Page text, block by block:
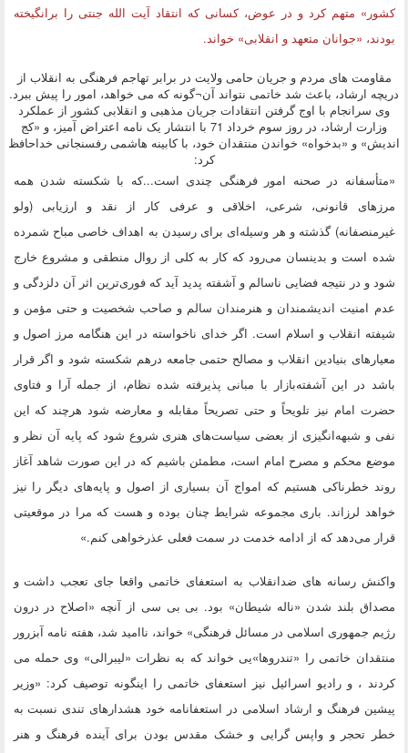
کشور» متهم کرد و در عوض، کسانی که انتقاد آیت الله جنتی را برانگیخته
بودند، «جوانان متعهد و انقلابی» خواند.
مقاومت های مردم و جریان حامی ولایت در برابر تهاجم فرهنگی به انقلاب از
دریچه ارشاد، باعث شد خاتمی نتواند آن¬گونه که می خواهد، امور را پیش ببرد.
وی سرانجام با اوج گرفتن انتقادات جریان مذهبی و انقلابی کشور از عملکرد
وزارت ارشاد، در روز سوم خرداد 71 با انتشار یک نامه اعتراض آمیز، و «کج
اندیش» و «بدخواه» خواندن منتقدان خود، با کابینه هاشمی رفسنجانی خداحافظ
کرد:
«متأسفانه در صحنه امور فرهنگی چندی است...که با شکسته شدن همه
مرزهای قانونی، شرعی، اخلاقی و عرفی کار از نقد و ارزیابی (ولو
غیرمنصفانه) گذشته و هر وسیله‌ای برای رسیدن به اهداف خاصی مباح شمرده
شده است و بدینسان می‌رود که کار به کلی از روال منطقی و مشروع خارج
شود و در نتیجه فضایی ناسالم و آشفته پدید آید که فوری‌ترین اثر آن دلزدگی و
عدم امنیت اندیشمندان و هنرمندان سالم و صاحب شخصیت و حتی مؤمن و
شیفته انقلاب و اسلام است. اگر خدای ناخواسته در این هنگامه مرز اصول و
معیارهای بنیادین انقلاب و مصالح حتمی جامعه درهم شکسته شود و اگر قرار
باشد در این آشفته‌بازار با مبانی پذیرفته شده نظام، از جمله آرا و فتاوی
حضرت امام نیز تلویحاً و حتی تصریحاً مقابله و معارضه شود هرچند که این
نفی و شبهه‌انگیزی از بعضی سیاست‌های هنری شروع شود که پایه آن نظر و
موضع محکم و مصرح امام است، مطمئن باشیم که در این صورت شاهد آغاز
روند خطرناکی هستیم که امواج آن بسیاری از اصول و پایه‌های دیگر را نیز
خواهد لرزاند. باری مجموعه شرایط چنان بوده و هست که مرا در موقعیتی
قرار می‌دهد که از ادامه خدمت در سمت فعلی عذرخواهی کنم.»
واکنش رسانه های ضدانقلاب به استعفای خاتمی واقعا جای تعجب داشت و
مصداق بلند شدن «ناله شیطان» بود. بی بی سی از آنچه «اصلاح در درون
رژیم جمهوری اسلامی در مسائل فرهنگی» خواند، ناامید شد، هفته نامه آبزرور
منتقدان خاتمی را «تندروها»یی خواند که به نظرات «لیبرالی» وی حمله می
کردند ، و رادیو اسرائیل نیز استعفای خاتمی را اینگونه توصیف کرد: «وزیر
پیشین فرهنگ و ارشاد اسلامی در استعفانامه خود هشدارهای تندی نسبت به
خطر تحجر و واپس گرایی و خشک مقدس بودن برای آینده فرهنگ و هنر